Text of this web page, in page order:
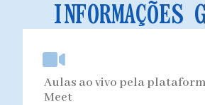
INFORMAÇÕES
Aulas ao vivo pela
Meet